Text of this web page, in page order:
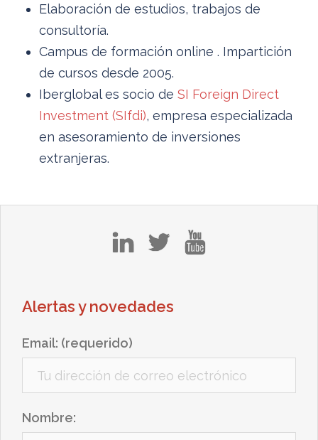
Elaboración de estudios, trabajos de
consultoría.
Campus de formación online . Impartición
de cursos desde 2005.
Iberglobal es socio de SI Foreign Direct
Investment (SIfdi), empresa especializada
en asesoramiento de inversiones
extranjeras.
Alertas y novedades
Email: (requerido)
Nombre: